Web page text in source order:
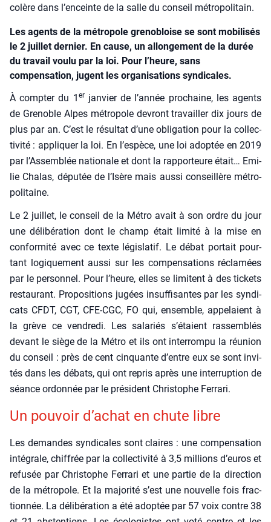
colère dans l’enceinte de la salle du conseil métropolitain.
Les agents de la métropole grenobloise se sont mobilisés
le 2 juillet dernier. En cause, un allongement de la durée
du travail voulu par la loi. Pour l’heure, sans
compensation, jugent les organisations syndicales.
À comp­ter du 1 erjan­vier de l’année pro­chaine, les agents
de Gre­noble Alpes métro­pole devront tra­vailler dix jours de
plus par an. C’est le résul­tat d’une obli­ga­tion pour la col­lec­
ti­vi­té : appli­quer la loi. En l’espèce, une loi adop­tée en 2019
par l’Assemblée natio­nale et dont la rap­por­teure était… Emi­
lie Cha­las, dépu­tée de l’Isère mais aus­si conseillère métro­
po­li­taine.
Le 2 juillet, le conseil de la Métro avait à son ordre du jour
une déli­bé­ra­tion dont le champ était limi­té à la mise en
confor­mi­té avec ce texte légis­la­tif. Le débat por­tait pour­
tant logi­que­ment aus­si sur les com­pen­sa­tions récla­mées
par le per­son­nel. Pour l’heure, elles se limitent à des tickets
res­tau­rant. Pro­po­si­tions jugées insuf­fi­santes par les syn­di­
cats CFDT, CGT, CFE-CGC, FO qui, ensemble, appe­laient à
la grève ce ven­dre­di. Les sala­riés s’étaient ras­sem­blés
devant le siège de la Métro et ils ont inter­rom­pu la réunion
du conseil : près de cent cin­quante d’entre eux se sont invi­
tés dans les débats, qui ont repris après une inter­rup­tion de
séance ordon­née par le pré­sident Chris­tophe Fer­ra­ri.
Un pou­voir d’a­chat en chute libre
Les demandes syn­di­cales sont claires : une com­pen­sa­tion
inté­grale, chif­frée par la col­lec­ti­vi­té à 3,5 mil­lions d’euros et
refu­sée par Chris­tophe Fer­ra­ri et une par­tie de la direc­tion
de la métro­pole. Et la majo­ri­té s’est une nou­velle fois frac­
tion­née. La déli­bé­ra­tion a été adop­tée par 57 voix contre 38